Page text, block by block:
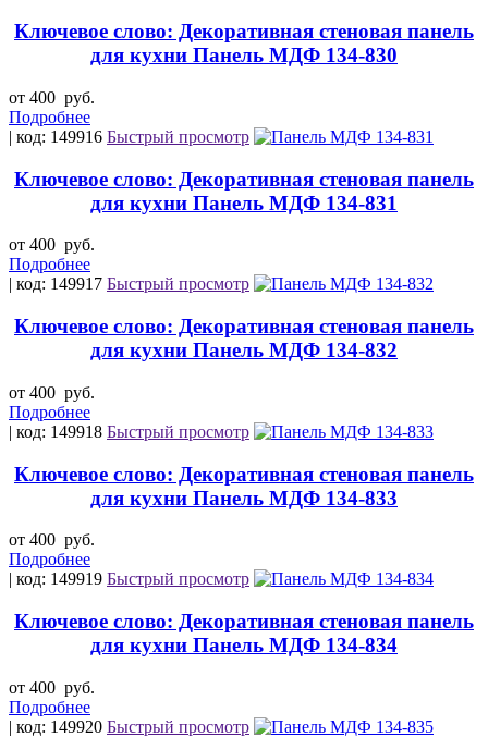
Ключевое слово: Декоративная стеновая панель
для кухни Панель МДФ 134-830
от 400 руб.
Подробнее
| код: 149916 Быстрый просмотр
Ключевое слово: Декоративная стеновая панель
для кухни Панель МДФ 134-831
от 400 руб.
Подробнее
| код: 149917 Быстрый просмотр
Ключевое слово: Декоративная стеновая панель
для кухни Панель МДФ 134-832
от 400 руб.
Подробнее
| код: 149918 Быстрый просмотр
Ключевое слово: Декоративная стеновая панель
для кухни Панель МДФ 134-833
от 400 руб.
Подробнее
| код: 149919 Быстрый просмотр
Ключевое слово: Декоративная стеновая панель
для кухни Панель МДФ 134-834
от 400 руб.
Подробнее
| код: 149920 Быстрый просмотр